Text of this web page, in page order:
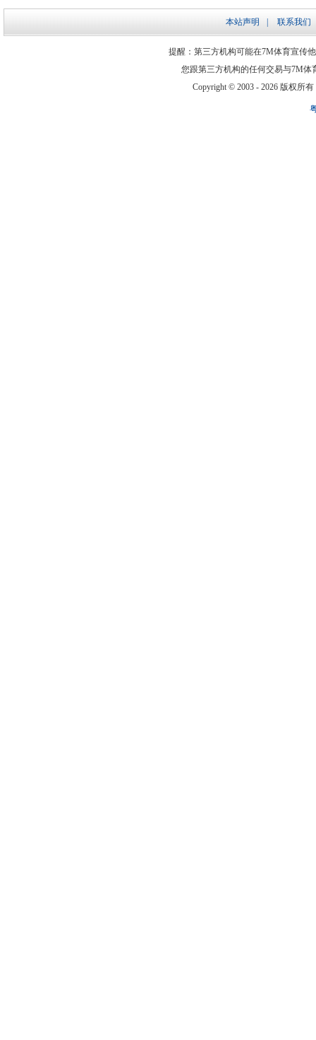
本站声明 联系我们
提醒：第三方机构可能在7M体育宣传
您跟第三方机构的任何交易与7M
Copyright © 2003 - 2026 版权所有